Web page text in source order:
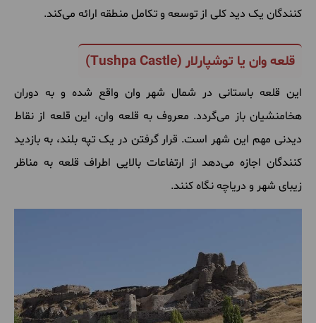
کنندگان یک دید کلی از توسعه و تکامل منطقه ارائه می‌کند.
قلعه وان یا توشپارلار (Tushpa Castle)
این قلعه باستانی در شمال شهر وان واقع شده و به دوران
هخامنشیان باز می‌گردد. معروف به قلعه وان، این قلعه از نقاط
دیدنی مهم این شهر است. قرار گرفتن در یک تپه بلند، به بازدید
کنندگان اجازه می‌دهد از ارتفاعات بالایی اطراف قلعه به مناظر
زیبای شهر و دریاچه نگاه کنند.